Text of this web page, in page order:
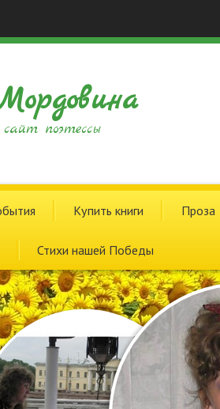
поэтессы
Купить книги Проза
Стихи нашей Победы